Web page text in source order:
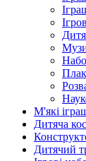
М'які
Дитяча
Дитячий